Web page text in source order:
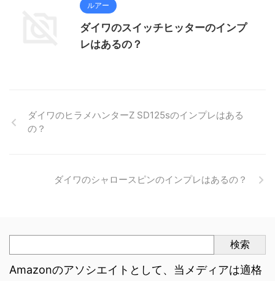
ルアー
ダイワのスイッチヒッターのインプ
レはあるの？
ダイワのヒラメハンターZ SD125sのインプレはある
の？
ダイワのシャロースピンのインプレはあるの？
検索
Amazonのアソシエイトとして、当メディアは適格